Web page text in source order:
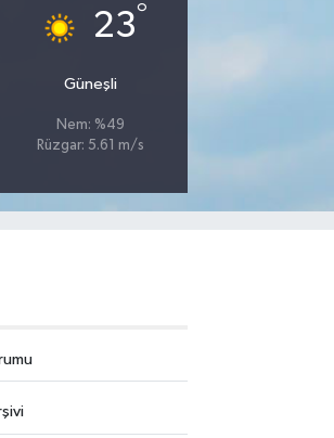
23°
Güneşli
Nem: %49
Rüzgar: 5.61 m/s